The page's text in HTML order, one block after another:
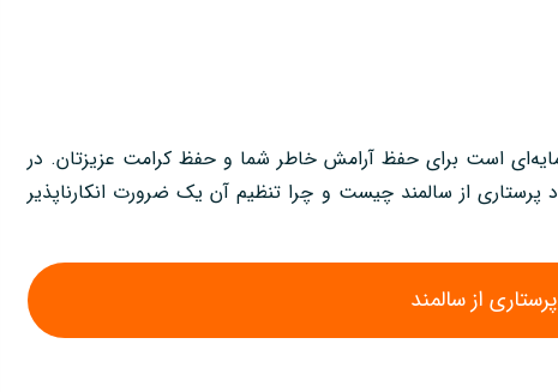
است برای حفظ آرامش خاطر شما و حفظ کرامت عزیزتان. در
پرستاری از سالمند چیست و چرا تنظیم آن یک ضرورت انکارناپذیر
از سالمند